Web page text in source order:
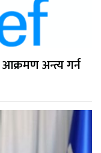
अन्त्य गर्न